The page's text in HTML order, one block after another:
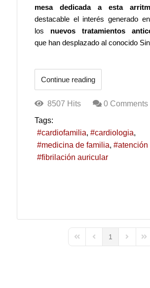
mesa dedicada a esta
destacable el interés generado
los nuevos tratamientos
que han desplazado al conocido
Continue reading
8507 Hits
0 Comments
Tags:
cardiofamilia
cardiologia
medicina de familia
atención
fibrilación auricular
First PagePrevious Page
1
Next